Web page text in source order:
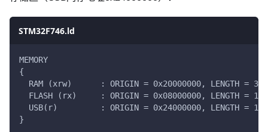
STM32F746.ld
MEMORY
{
RAM (xrw)      : ORIGIN = 0x20000000, LENGTH =
FLASH (rx)     : ORIGIN = 0x08000000, LENGTH =
  USB(r)         : ORIGIN = 0x24000000, LENGTH = 1M
}